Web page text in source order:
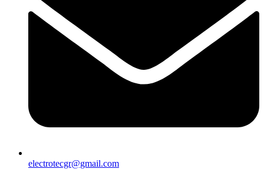
electrotecgr@gmail.com